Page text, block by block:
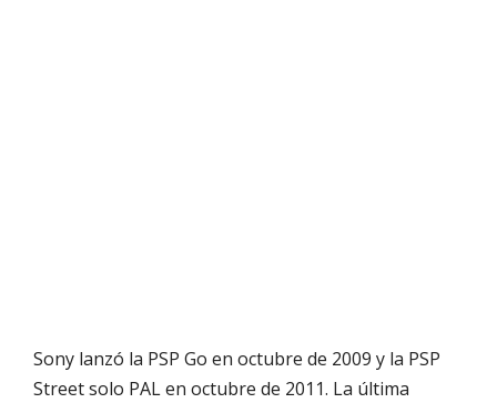
Sony lanzó la PSP Go en octubre de 2009 y la PSP
Street solo PAL en octubre de 2011. La última